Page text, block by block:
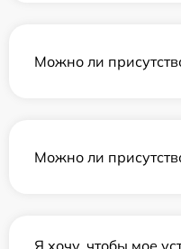
Можно ли
Можно ли